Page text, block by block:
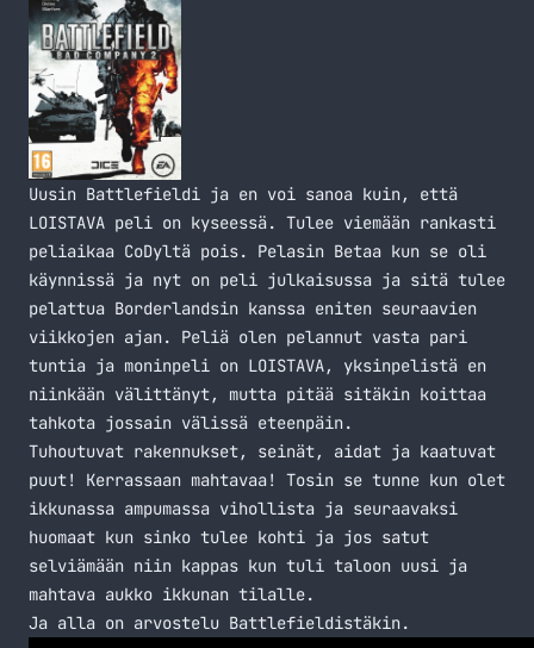
Uusin Battlefieldi ja en voi sanoa kuin, että
LOISTAVA peli on kyseessä. Tulee viemään rankasti
peliaikaa CoDyltä pois. Pelasin Betaa kun se oli
käynnissä ja nyt on peli julkaisussa ja sitä tulee
pelattua Borderlandsin kanssa eniten seuraavien
viikkojen ajan. Peliä olen pelannut vasta pari
tuntia ja moninpeli on LOISTAVA, yksinpelistä en
niinkään välittänyt, mutta pitää sitäkin koittaa
tahkota jossain välissä eteenpäin.
Tuhoutuvat rakennukset, seinät, aidat ja kaatuvat
puut! Kerrassaan mahtavaa! Tosin se tunne kun olet
ikkunassa ampumassa vihollista ja seuraavaksi
huomaat kun sinko tulee kohti ja jos satut
selviämään niin kappas kun tuli taloon uusi ja
mahtava aukko ikkunan tilalle.
Ja alla on arvostelu Battlefieldistäkin.